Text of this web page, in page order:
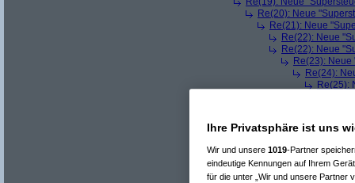
Re(20): Neue
Re(21): Neue
Re(22): Neue
Re(22): Neue
Re(23):
Re(24):
Re(25):
Ihre Privatsphäre ist uns
Wir und unsere 1019-Partner
eindeutige Kennungen auf Ihrem
für die unter „Wir und unsere Partner